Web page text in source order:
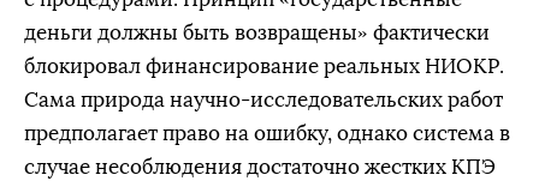
деньги должны быть возвращены» фактически
блокировал финансирование реальных НИОКР.
Сама природа научно-исследовательских работ
предполагает право на ошибку, однако система в
случае несоблюдения достаточно жестких КПЭ